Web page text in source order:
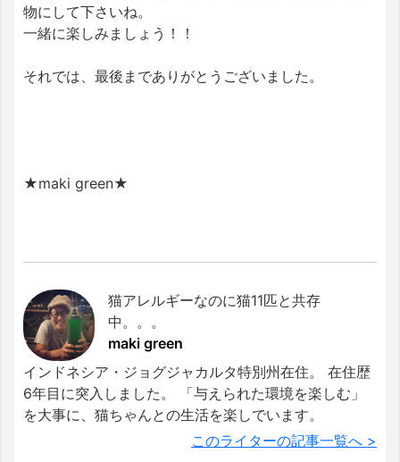
物にして下さいね。
一緒に楽しみましょう！！
それでは、最後までありがとうございました。
★maki green★
猫アレルギーなのに猫11匹と共存
中。。。
maki green
インドネシア・ジョグジャカルタ特別州在住。 在住歴
6年目に突入しました。 「与えられた環境を楽しむ」
を大事に、猫ちゃんとの生活を楽しでいます。
このライターの記事一覧へ >